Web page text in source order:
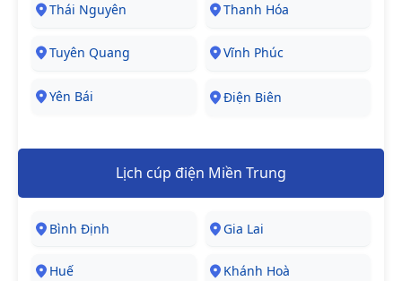
Thái Nguyên Thanh Hóa
Tuyên Quang Vĩnh Phúc
Yên Bái Điện Biên
Lịch cúp điện Miền Trung
Bình Định Gia Lai
Huế Khánh Hoà